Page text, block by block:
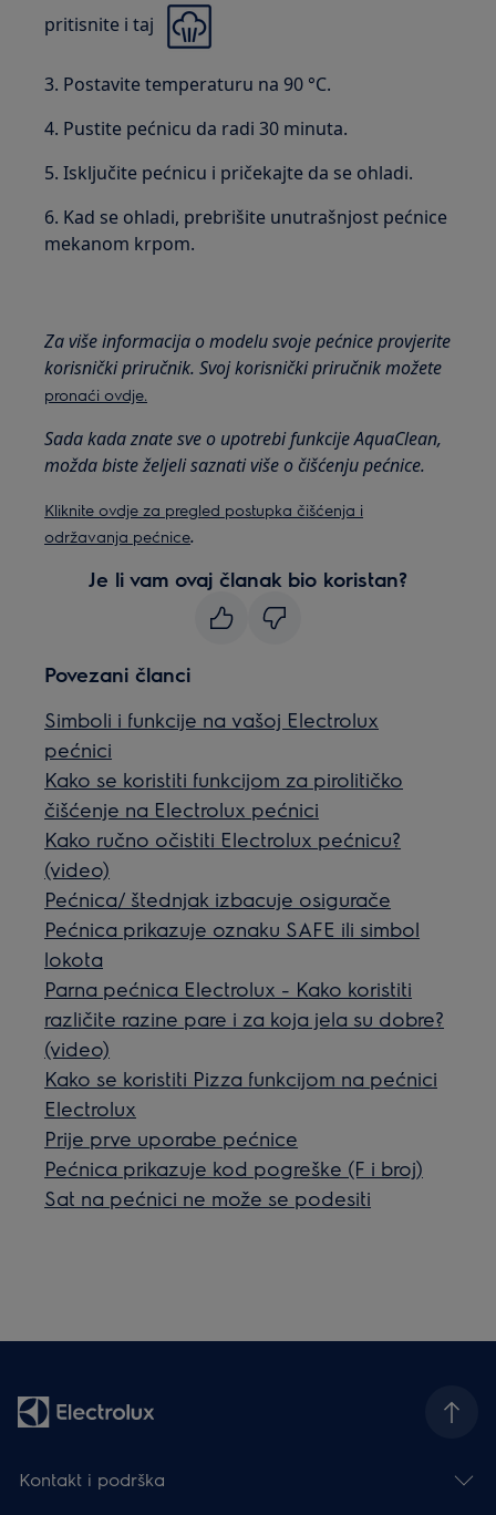
pritisnite i taj
3. Postavite temperaturu na 90 °C.
4. Pustite pećnicu da radi 30 minuta.
5. Isključite pećnicu i pričekajte da se ohladi.
6. Kad se ohladi, prebrišite unutrašnjost pećnice
mekanom krpom.
Za više informacija o modelu svoje pećnice provjerite
korisnički priručnik. Svoj korisnički priručnik možete
pronaći ovdje.
Sada kada znate sve o upotrebi funkcije AquaClean,
možda biste željeli saznati više o čišćenju pećnice.
Kliknite ovdje za pregled postupka čišćenja i
održavanja pećnice.
Je li vam ovaj članak bio koristan?
Povezani članci
Simboli i funkcije na vašoj Electrolux
pećnici
Kako se koristiti funkcijom za pirolitičko
čišćenje na Electrolux pećnici
Kako ručno očistiti Electrolux pećnicu?
(video)
Pećnica/ štednjak izbacuje osigurače
Pećnica prikazuje oznaku SAFE ili simbol
lokota
Parna pećnica Electrolux - Kako koristiti
različite razine pare i za koja jela su dobre?
(video)
Kako se koristiti Pizza funkcijom na pećnici
Electrolux
Prije prve uporabe pećnice
Pećnica prikazuje kod pogreške (F i broj)
Sat na pećnici ne može se podesiti
Kontakt i podrška